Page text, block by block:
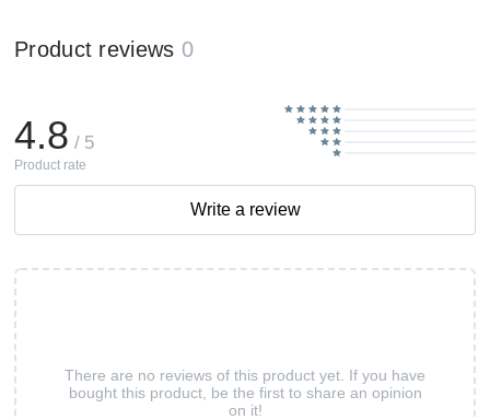
Product reviews 0
There are no reviews of this product yet. If you have
bought this product, be the first to share an opinion
on it!
4.8 / 5
Product rate
Write a review